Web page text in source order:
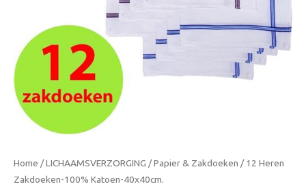
Home /LICHAAMSVERZORGING /Papier & Zakdoeken / 12 Heren
Zakdoeken-100% Katoen-40x40cm.